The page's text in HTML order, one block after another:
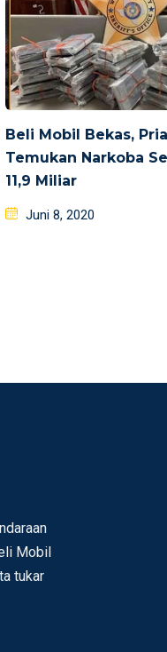
Beli Mobil Bekas,
Temukan Narkoba
11,9 Miliar
Posted
Juni 8, 2020
Mobil
tukar